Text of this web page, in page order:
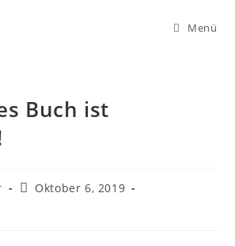
Menü
Buch ist
Oktober 6, 2019